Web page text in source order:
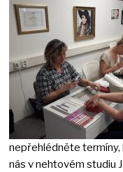
nepřehlédněte
nás v nehtovém studiu